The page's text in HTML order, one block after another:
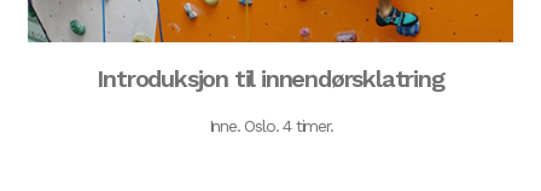
Introduksjon til innendørsklatring
Inne. Oslo. 4 timer.